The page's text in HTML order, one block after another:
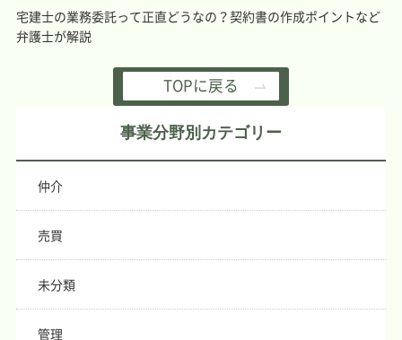
宅建士の業務委託って正直どうなの？契約書の作成ポイントなど
弁護士が解説
TOPに戻る
事業分野別カテゴリー
仲介
売買
未分類
管理